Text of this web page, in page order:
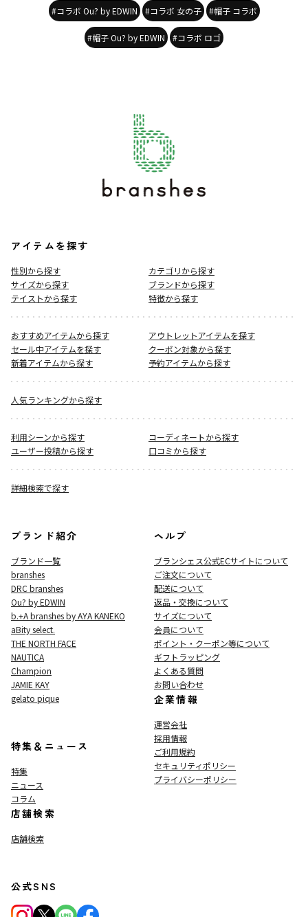
#コラボ Ou? by EDWIN #コラボ 女の子 #帽子 コラボ
#帽子 Ou? by EDWIN #コラボ ロゴ
アイテムを探す
性別から探す
カテゴリから探す
サイズから探す
ブランドから探す
テイストから探す
特徴から探す
おすすめアイテムから探す
アウトレットアイテムを探す
セール中アイテムを探す
クーポン対象から探す
新着アイテムから探す
予約アイテムから探す
人気ランキングから探す
利用シーンから探す
コーディネートから探す
ユーザー投稿から探す
口コミから探す
詳細検索で探す
ブランド紹介
ブランド一覧
branshes
DRC branshes
Ou? by EDWIN
b.+A branshes by AYA KANEKO
aBity select.
THE NORTH FACE
NAUTICA
Champion
JAMIE KAY
gelato pique
特集＆ニュース
特集
ニュース
コラム
店舗検索
店舗検索
ヘルプ
ブランシェス公式ECサイトについて
ご注文について
配送について
返品・交換について
サイズについて
会員について
ポイント・クーポン等について
ギフトラッピング
よくある質問
お問い合わせ
企業情報
運営会社
採用情報
ご利用規約
セキュリティポリシー
プライバシーポリシー
公式SNS